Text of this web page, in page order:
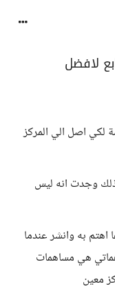
لافضل
لكي اصل الي المركز
وجدت انه ليس
به وانشر عندما
هي مساهمات
معين